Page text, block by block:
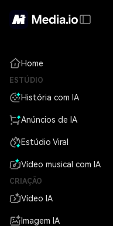
Home
ESTÚDIO
História com IA
Anúncios de IA
Estúdio Viral
Vídeo musical com IA
CRIAÇÃO
Vídeo IA
Imagem IA